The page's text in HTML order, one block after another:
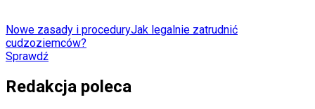
Nowe zasady i proceduryJak legalnie zatrudnić
cudzoziemców?
Sprawdź
Redakcja poleca